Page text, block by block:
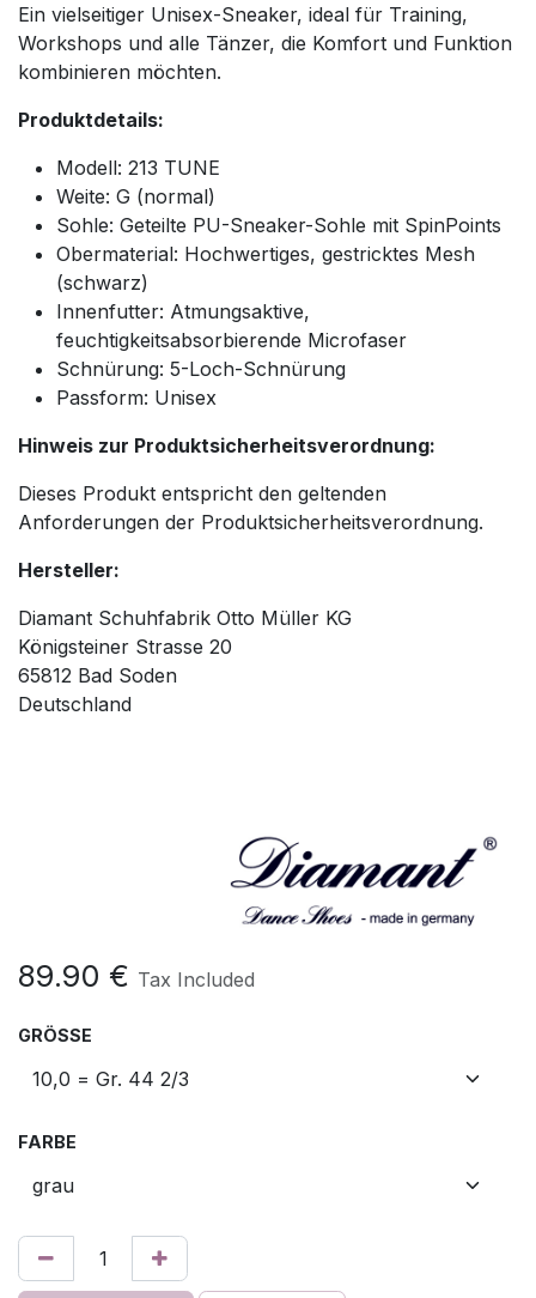
Ein vielseitiger Unisex-Sneaker, ideal für Training,
Workshops und alle Tänzer, die Komfort und Funktion
kombinieren möchten.
Produktdetails:
Modell: 213 TUNE
Weite: G (normal)
Sohle: Geteilte PU-Sneaker-Sohle mit SpinPoints
Obermaterial: Hochwertiges, gestricktes Mesh
(schwarz)
Innenfutter: Atmungsaktive,
feuchtigkeitsabsorbierende Microfaser
Schnürung: 5-Loch-Schnürung
Passform: Unisex
Hinweis zur Produktsicherheitsverordnung:
Dieses Produkt entspricht den geltenden
Anforderungen der Produktsicherheitsverordnung.
Hersteller:
Diamant Schuhfabrik Otto Müller KG
Königsteiner Strasse 20
65812 Bad Soden
Deutschland
89.90 € Tax Included
GRÖSSE
FARBE